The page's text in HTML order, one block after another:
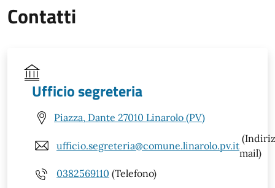
Contatti
Ufficio segreteria
Piazza, Dante 27010 Linarolo (PV)
ufficio.segreteria@comune.linarolo.pv.it
mail)
0382569110 (Telefono)